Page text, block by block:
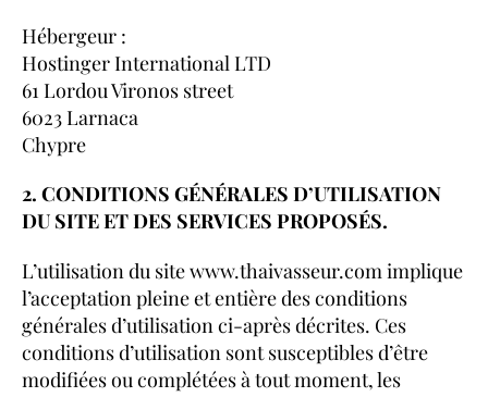
Hébergeur :
Hostinger International LTD
61 Lordou Vironos street
6023 Larnaca
Chypre
2. CONDITIONS GÉNÉRALES D’UTILISATION
DU SITE ET DES SERVICES PROPOSÉS.
L’utilisation du site www.thaivasseur.com implique
l’acceptation pleine et entière des conditions
générales d’utilisation ci-après décrites. Ces
conditions d’utilisation sont susceptibles d’être
modifiées ou complétées à tout moment, les